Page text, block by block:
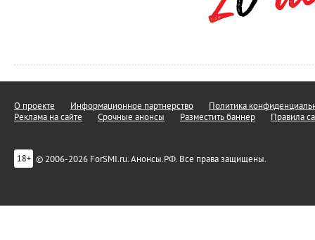
О проекте Информационное партнерство
Политика
Реклама на сайте
Срочные анонсы Разместить баннер Правила
18+ © 2006-2026 ForSMI.ru. Анонсы.РФ. Все права защищены.